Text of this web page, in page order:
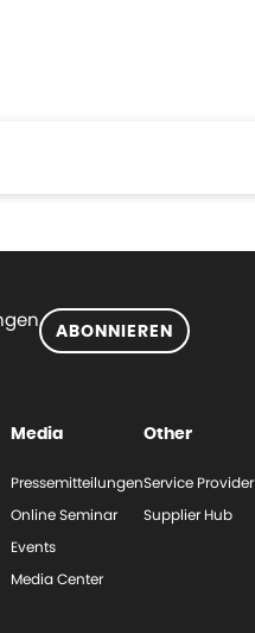
ABONNIEREN
Media
Pressemitteilungen
Online Seminar
Events
Media Center
Other
Service Provider
Supplier Hub